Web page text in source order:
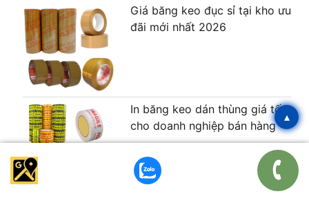
Giá băng keo đục sỉ tại kho ưu
đãi mới nhất 2026
In băng keo dán thùng giá tốt
cho doanh nghiệp bán hàng
▴